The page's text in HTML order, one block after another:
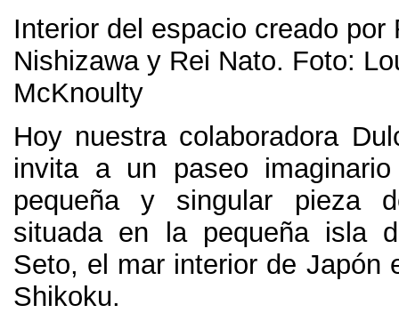
Interior del espacio creado por
Nishizawa y Rei Nato. Foto:
McKnoulty
Hoy nuestra colaboradora
invita a un paseo
pequeña y singular pieza
situada en la pequeña isla
Seto, el mar interior de Japón
Shikoku.